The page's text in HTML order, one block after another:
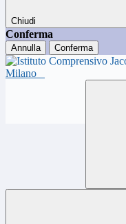
Chiudi
Conferma
Annulla Conferma
Milano